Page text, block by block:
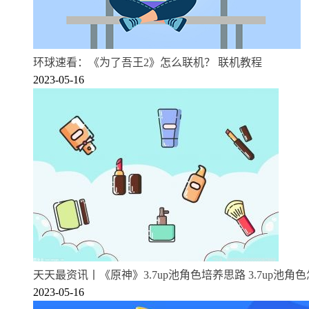
环球速看：《为了吾王2》怎么联机？ 联机教程
2023-05-16
天天最资讯丨《原神》3.7up池角色培养思路 3.7up池角色
2023-05-16